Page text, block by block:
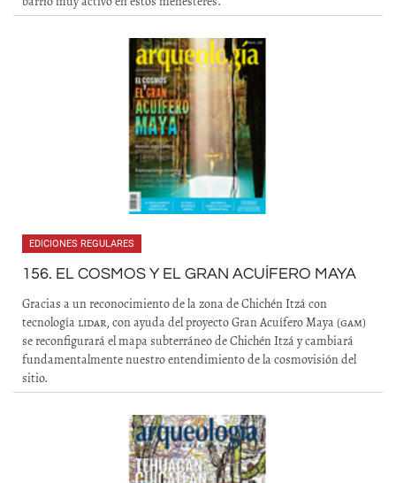
EDICIONES REGULARES
156. EL COSMOS Y EL GRAN ACUÍFERO MAYA
Gracias a un reconocimiento de la zona de Chichén Itzá con
tecnología lidar, con ayuda del proyecto Gran Acuífero Maya (gam)
se reconfigurará el mapa subterráneo de Chichén Itzá y cambiará
fundamentalmente nuestro entendimiento de la cosmovisión del
sitio.